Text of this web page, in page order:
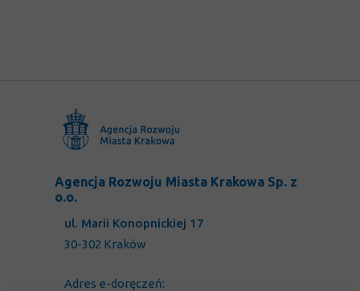
ul. Marii Konopnickiej 17
30-302 Kraków
Adres e-doręczeń:
Agencja Rozwoju Miasta Krakowa Sp. z
o.o.